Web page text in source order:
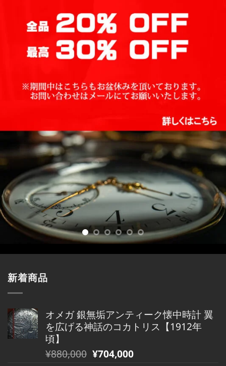
新着商品
オメガ 銀無垢アンティーク懐中時計 翼
を広げる神話のコカトリス【1912年
頃】
元
¥880,000 現
¥704,000